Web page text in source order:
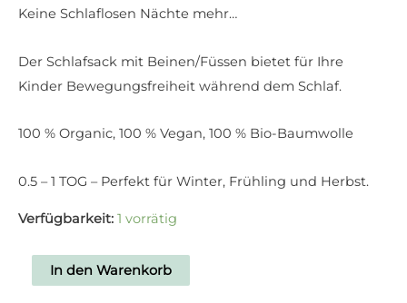
Keine Schlaflosen Nächte mehr…
Der Schlafsack mit Beinen/Füssen bietet für Ihre
Kinder Bewegungsfreiheit während dem Schlaf.
100 % Organic, 100 % Vegan, 100 % Bio-Baumwolle
0.5 – 1 TOG – Perfekt für Winter, Frühling und Herbst.
Verfügbarkeit: 1 vorrätig
In den Warenkorb